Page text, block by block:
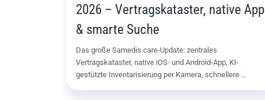
2026 – Vertragskataster, native App
& smarte Suche
Das große Samedis.care-Update: zentrales
Vertragskataster, native iOS- und Android-App, KI-
gestützte Inventarisierung per Kamera, schnellere …